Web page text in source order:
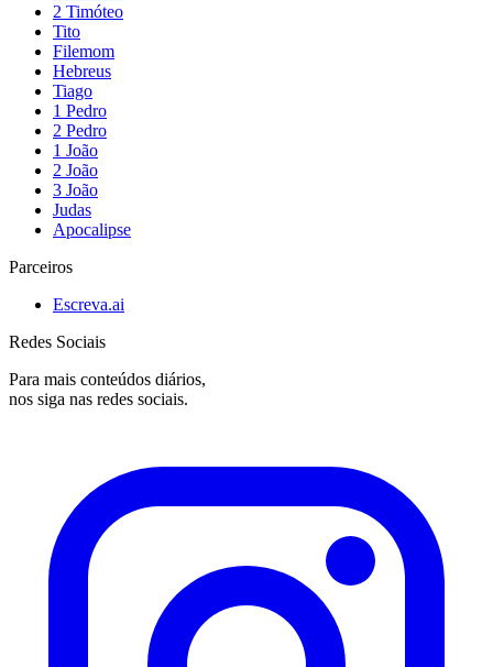
2 Timóteo
Tito
Filemom
Hebreus
Tiago
1 Pedro
2 Pedro
1 João
2 João
3 João
Judas
Apocalipse
Parceiros
Escreva.ai
Redes Sociais
Para mais conteúdos diários,
nos siga nas redes sociais.